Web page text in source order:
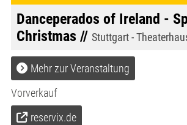
Danceperados of Ireland -
Christmas // Stuttgart -
Mehr zur Veranstaltung
Vorverkauf
reservix.de